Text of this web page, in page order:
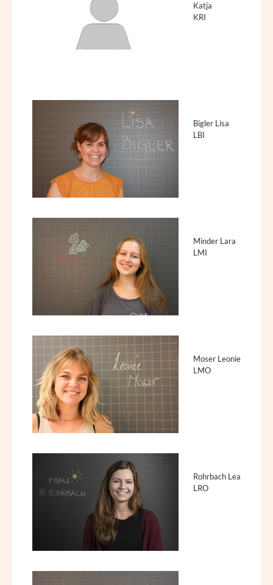
Katja
KRI
Bigler Lisa
LBI
Minder Lara
LMI
Moser Leonie
LMO
Rohrbach Lea
LRO